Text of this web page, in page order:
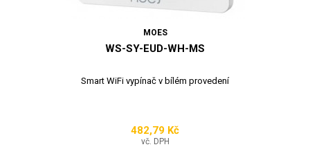
MOES
WS-SY-EUD-WH-MS
Smart WiFi vypínač v bílém provedení
Cena
482,79 Kč
vč. DPH